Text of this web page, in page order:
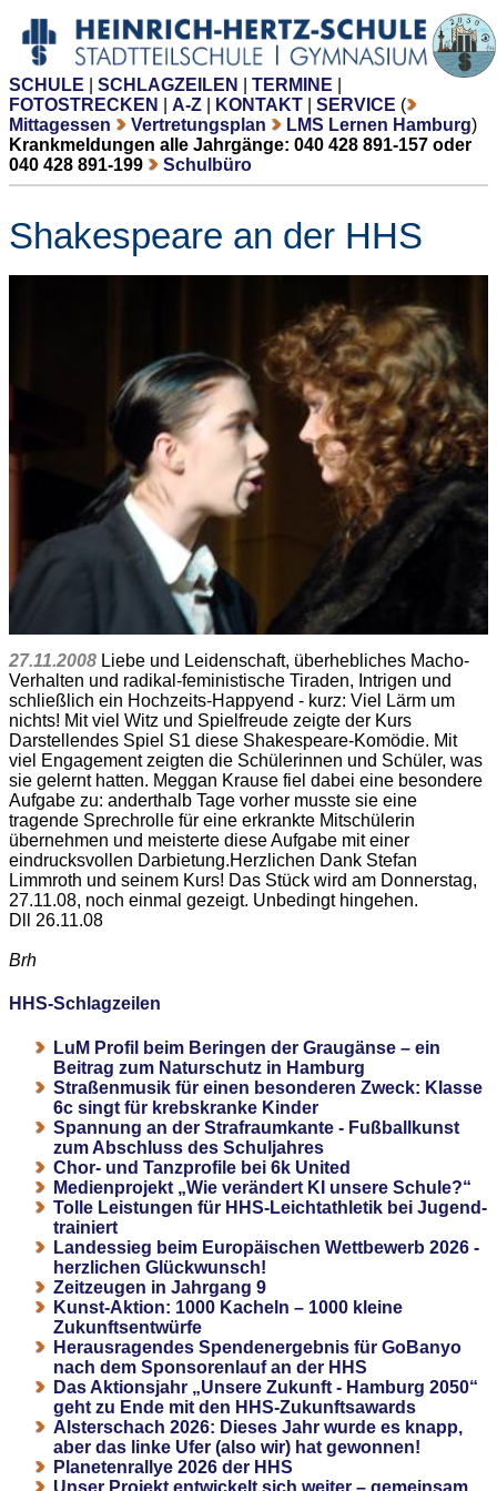
SCHULE SCHLAGZEILEN TERMINE
FOTOSTRECKEN
A-Z KONTAKT SERVICE (
Mittagessen
Vertretungsplan LMS Lernen Hamburg)
Krankmeldungen alle Jahrgänge: 040 428 891-157 oder
040 428 891-199
Schulbüro
Shakespeare an der HHS
27.11.2008 Liebe und Leidenschaft, überhebliches Macho-
Verhalten und radikal-feministische Tiraden, Intrigen und
schließlich ein Hochzeits-Happyend - kurz: Viel Lärm um
nichts! Mit viel Witz und Spielfreude zeigte der Kurs
Darstellendes Spiel S1 diese Shakespeare-Komödie. Mit
viel Engagement zeigten die Schülerinnen und Schüler, was
sie gelernt hatten. Meggan Krause fiel dabei eine besondere
Aufgabe zu: anderthalb Tage vorher musste sie eine
tragende Sprechrolle für eine erkrankte Mitschülerin
übernehmen und meisterte diese Aufgabe mit einer
eindrucksvollen Darbietung.Herzlichen Dank Stefan
Limmroth und seinem Kurs! Das Stück wird am Donnerstag,
27.11.08, noch einmal gezeigt. Unbedingt hingehen.
Dll 26.11.08
Brh
HHS-Schlagzeilen
LuM Profil beim Beringen der Graugänse – ein
Beitrag zum Naturschutz in Hamburg
Straßenmusik für einen besonderen Zweck: Klasse
6c singt für krebskranke Kinder
Spannung an der Strafraumkante - Fußballkunst
zum Abschluss des Schuljahres
Chor- und Tanzprofile bei 6k United
Medienprojekt „Wie verändert KI unsere Schule?“
Tolle Leistungen für HHS-Leichtathletik bei Jugend-
trainiert
Landessieg beim Europäischen Wettbewerb 2026 -
herzlichen Glückwunsch!
Zeitzeugen in Jahrgang 9
Kunst-Aktion: 1000 Kacheln – 1000 kleine
Zukunftsentwürfe
Herausragendes Spendenergebnis für GoBanyo
nach dem Sponsorenlauf an der HHS
Das Aktionsjahr „Unsere Zukunft - Hamburg 2050“
geht zu Ende mit den HHS-Zukunftsawards
Alsterschach 2026: Dieses Jahr wurde es knapp,
aber das linke Ufer (also wir) hat gewonnen!
Planetenrallye 2026 der HHS
Unser Projekt entwickelt sich weiter – gemeinsam